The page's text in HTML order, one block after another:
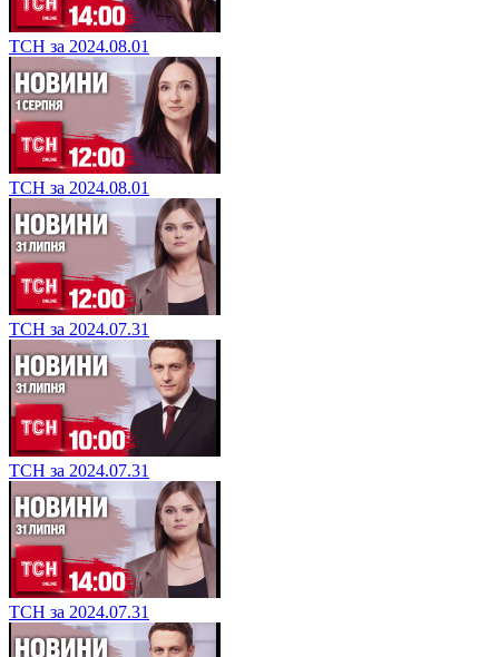
ТСН за 2024.08.01
ТСН за 2024.08.01
ТСН за 2024.07.31
ТСН за 2024.07.31
ТСН за 2024.07.31